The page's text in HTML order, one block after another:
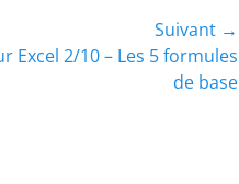
Suivant →
Excel 2/10 – Les 5 formules
de base